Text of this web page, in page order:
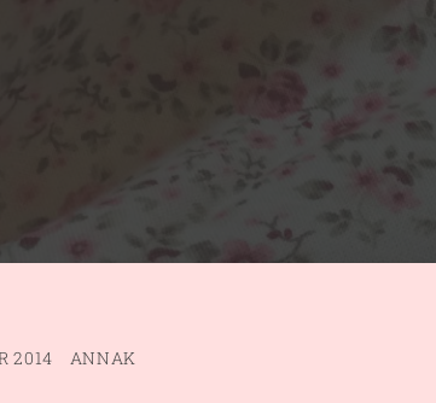
2014 ANNAK